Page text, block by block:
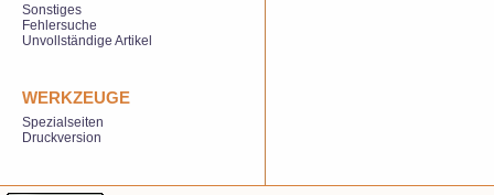
Sonstiges
Fehlersuche
Unvollständige Artikel
WERKZEUGE
Spezialseiten
Druckversion